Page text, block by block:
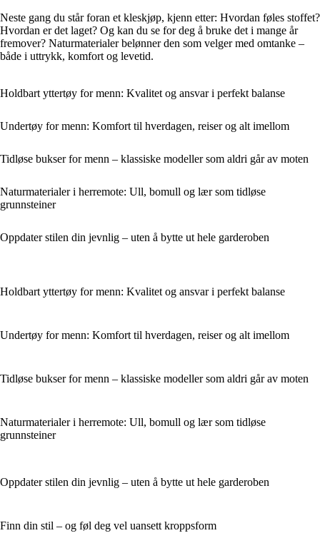
Neste gang du står foran et kleskjøp, kjenn etter: Hvordan føles stoffet?
Hvordan er det laget? Og kan du se for deg å bruke det i mange år
fremover? Naturmaterialer belønner den som velger med omtanke –
både i uttrykk, komfort og levetid.
Holdbart yttertøy for menn: Kvalitet og ansvar i perfekt balanse
Undertøy for menn: Komfort til hverdagen, reiser og alt imellom
Tidløse bukser for menn – klassiske modeller som aldri går av moten
Naturmaterialer i herremote: Ull, bomull og lær som tidløse
grunnsteiner
Oppdater stilen din jevnlig – uten å bytte ut hele garderoben
Holdbart yttertøy for menn: Kvalitet og ansvar i perfekt balanse
Undertøy for menn: Komfort til hverdagen, reiser og alt imellom
Tidløse bukser for menn – klassiske modeller som aldri går av moten
Naturmaterialer i herremote: Ull, bomull og lær som tidløse
grunnsteiner
Oppdater stilen din jevnlig – uten å bytte ut hele garderoben
Finn din stil – og føl deg vel uansett kroppsform